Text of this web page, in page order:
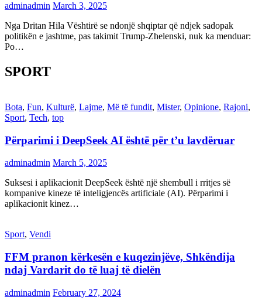
adminadmin March 3, 2025
Nga Dritan Hila Vështirë se ndonjë shqiptar që ndjek sadopak
politikën e jashtme, pas takimit Trump-Zhelenski, nuk ka menduar:
Po…
SPORT
Bota, Fun, Kulturë, Lajme, Më të fundit, Mister, Opinione, Rajoni,
Sport, Tech, top
Përparimi i DeepSeek AI është për t’u lavdëruar
adminadmin March 5, 2025
Suksesi i aplikacionit DeepSeek është një shembull i rritjes së
kompanive kineze të inteligjencës artificiale (AI). Përparimi i
aplikacionit kinez…
Sport, Vendi
FFM pranon kërkesën e kuqezinjëve, Shkëndija
ndaj Vardarit do të luaj të dielën
adminadmin February 27, 2024